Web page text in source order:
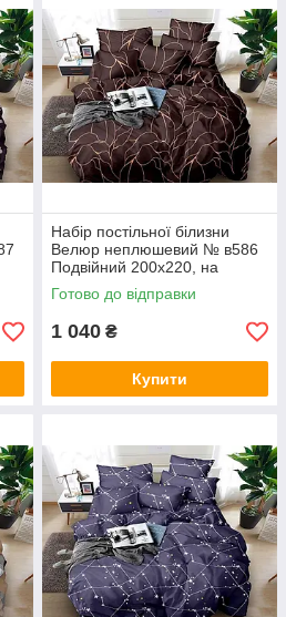
Набір постільної білизни
Велюр неплюшевий № в586
Подвійний 200х220, на
кнопках
Готово до відправки
1 040 ₴
Купити